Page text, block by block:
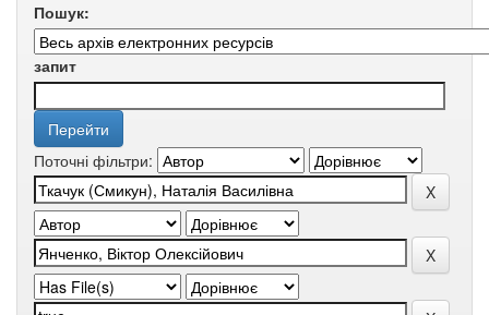
Пошук:
запит
Поточні фільтри: